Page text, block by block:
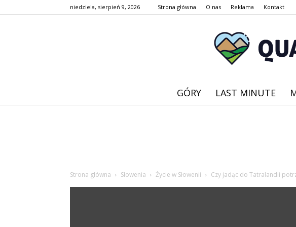
niedziela, sierpień 9, 2026 Strona główna O nas Reklama Kontakt
GÓRY LAST MINUTE
Strona główna Słowenia Życie w Słowenii Czy jadąc do Tatralandii